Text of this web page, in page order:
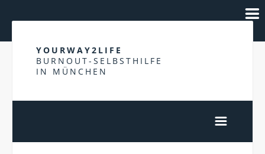
YOURWAY2LIFE
BURNOUT-SELBSTHILFE
IN MÜNCHEN